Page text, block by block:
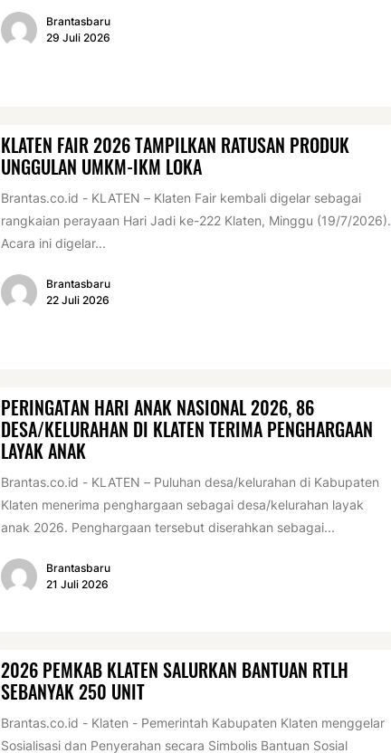
Brantasbaru
29 Juli 2026
KLATEN FAIR 2026 TAMPILKAN RATUSAN PRODUK
UNGGULAN UMKM-IKM LOKA
Brantas.co.id - KLATEN – Klaten Fair kembali digelar sebagai
rangkaian perayaan Hari Jadi ke-222 Klaten, Minggu (19/7/2026).
Acara ini digelar...
Brantasbaru
22 Juli 2026
PERINGATAN HARI ANAK NASIONAL 2026, 86
DESA/KELURAHAN DI KLATEN TERIMA PENGHARGAAN
LAYAK ANAK
Brantas.co.id - KLATEN – Puluhan desa/kelurahan di Kabupaten
Klaten menerima penghargaan sebagai desa/kelurahan layak
anak 2026. Penghargaan tersebut diserahkan sebagai...
Brantasbaru
21 Juli 2026
2026 PEMKAB KLATEN SALURKAN BANTUAN RTLH
SEBANYAK 250 UNIT
Brantas.co.id - Klaten - Pemerintah Kabupaten Klaten menggelar
Sosialisasi dan Penyerahan secara Simbolis Bantuan Sosial